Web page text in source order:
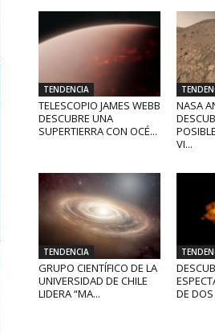
TENDENCIA
TELESCOPIO JAMES WEBB
DESCUBRE UNA
SUPERTIERRA CON OCÉ...
NASA
VI...
TENDENCIA
GRUPO CIENTÍFICO DE LA
UNIVERSIDAD DE CHILE
LIDERA “MA...
DE